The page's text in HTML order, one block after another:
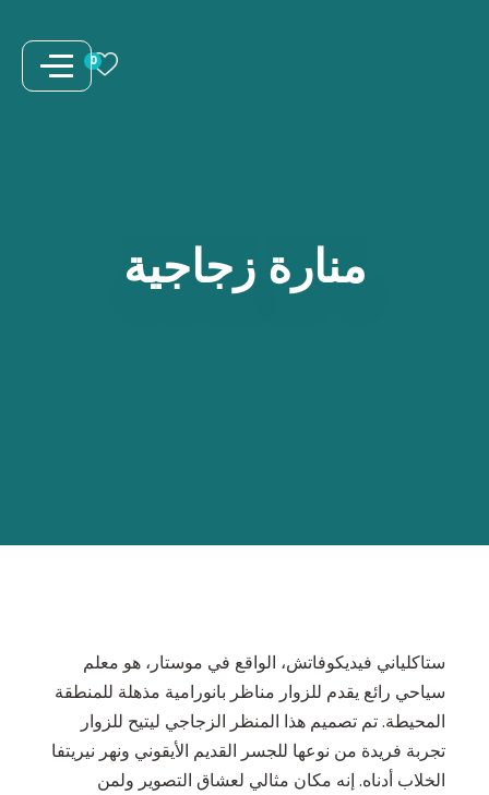
0
منارة زجاجية
ستاكلياني فيديكوفاتش، الواقع في موستار، هو معلم
سياحي رائع يقدم للزوار مناظر بانورامية مذهلة للمنطقة
المحيطة. تم تصميم هذا المنظر الزجاجي ليتيح للزوار
تجربة فريدة من نوعها للجسر القديم الأيقوني ونهر نيريتفا
الخلاب أدناه. إنه مكان مثالي لعشاق التصوير ولمن